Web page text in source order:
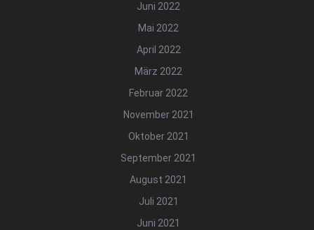
Juni 2022
Mai 2022
April 2022
März 2022
Februar 2022
November 2021
Oktober 2021
September 2021
August 2021
Juli 2021
Juni 2021